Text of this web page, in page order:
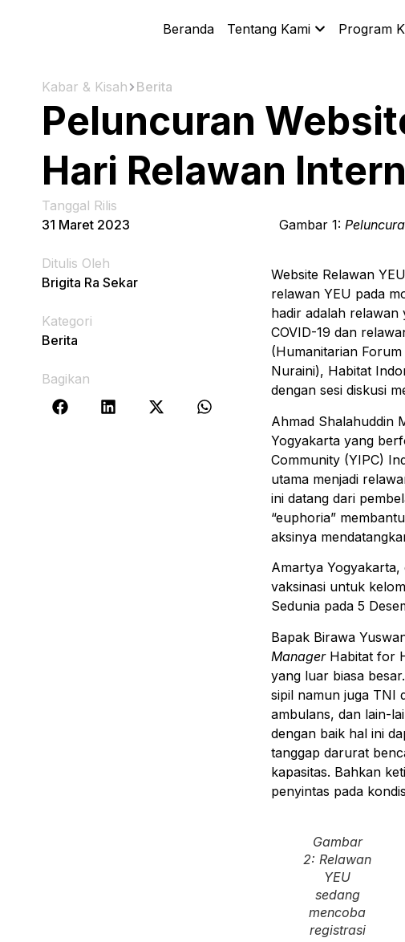
Beranda Tentang Kami Program
Kabar & Kisah Berita
Peluncuran
Hari Relawan
Tanggal Rilis
31 Maret 2023
Ditulis Oleh
Brigita Ra Sekar
Kategori
Berita
Bagikan
Gambar 1:
Website Relawan
relawan YEU pada
hadir adalah relawan
COVID-19 dan
(Humanitarian
Nuraini), Habitat
dengan sesi diskusi
Ahmad Shalahuddin
Yogyakarta yang
Community (YIPC)
utama menjadi
ini datang dari
“euphoria”
aksinya
Amartya Yogyakarta,
vaksinasi untuk
Sedunia pada 5
Bapak Birawa
ManagerHabitat for
yang luar biasa
sipil namun juga TNI
ambulans, dan lain-
dengan baik hal ini
tanggap darurat
kapasitas. Bahkan
penyintas pada
Gambar
2: Relawan
YEU
sedang
mencoba
registrasi